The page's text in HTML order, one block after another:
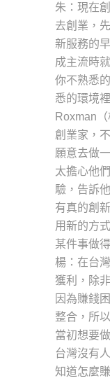
朱：現在
去創業，
新服務的
成主流時
你不熟悉
悉的環境
Roxman
創業家，
願意去做
太擔心他
驗，告訴
有真的創
用新的方
某件事做
楊：在台
獲利，除
因為賺錢
整合，所
當初想要
台灣沒有
知道怎麼